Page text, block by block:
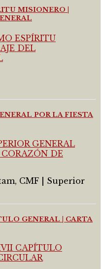
MISIONERO |
POR LA FIESTA
CMF | Superior
GENERAL | CARTA